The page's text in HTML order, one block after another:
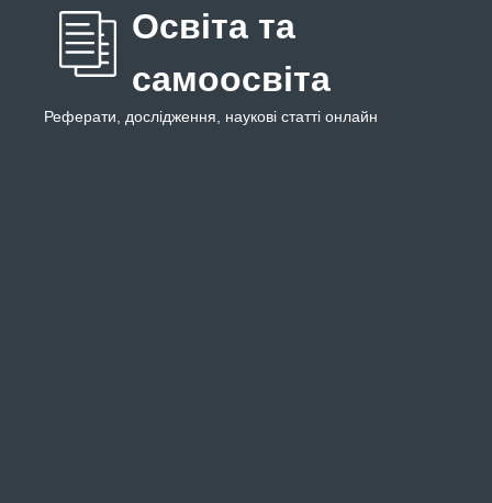
Освіта та
самоосвіта
Реферати, дослідження, наукові статті онлайн